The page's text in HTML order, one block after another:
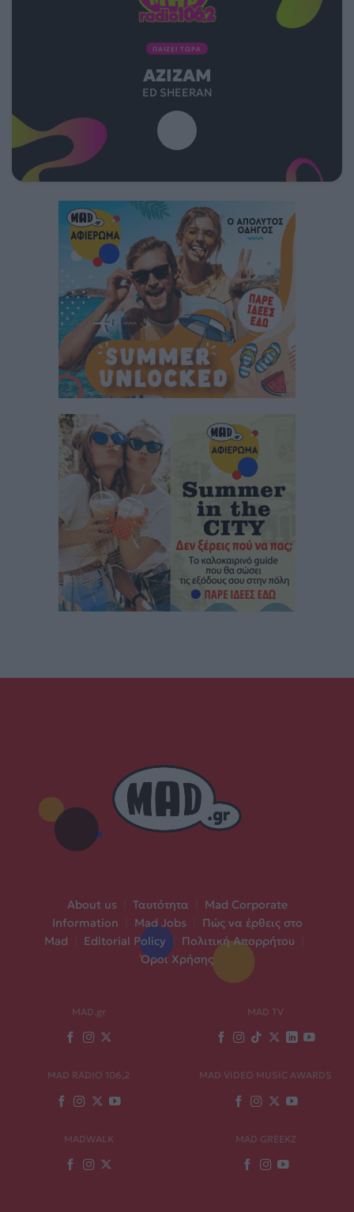
ΠΑΙΖΕΙ ΤΩΡΑ
AZIZAM
ED SHEERAN
About us Ταυτότητα
Mad Corporate
Information
Mad Jobs
Πώς να έρθεις στο
Mad
Editorial Policy | Πολιτική Απορρήτου
Όροι Χρήσης
MAD.gr MAD TV
MAD RADIO 106,2 MAD VIDEO MUSIC AWARDS
MADWALK MAD GREEKZ